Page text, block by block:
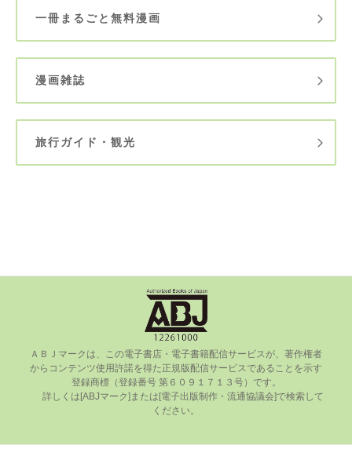
一冊まるごと無料漫画
漫画雑誌
旅行ガイド・観光
ＡＢＪマークは、この電⼦書店・電⼦書籍配信サービスが、著作権者
からコンテンツ使⽤許諾を得た正規版配信サービスであることを⽰す
登録商標（登録番号 第６０９１７１３号）です。
ください。